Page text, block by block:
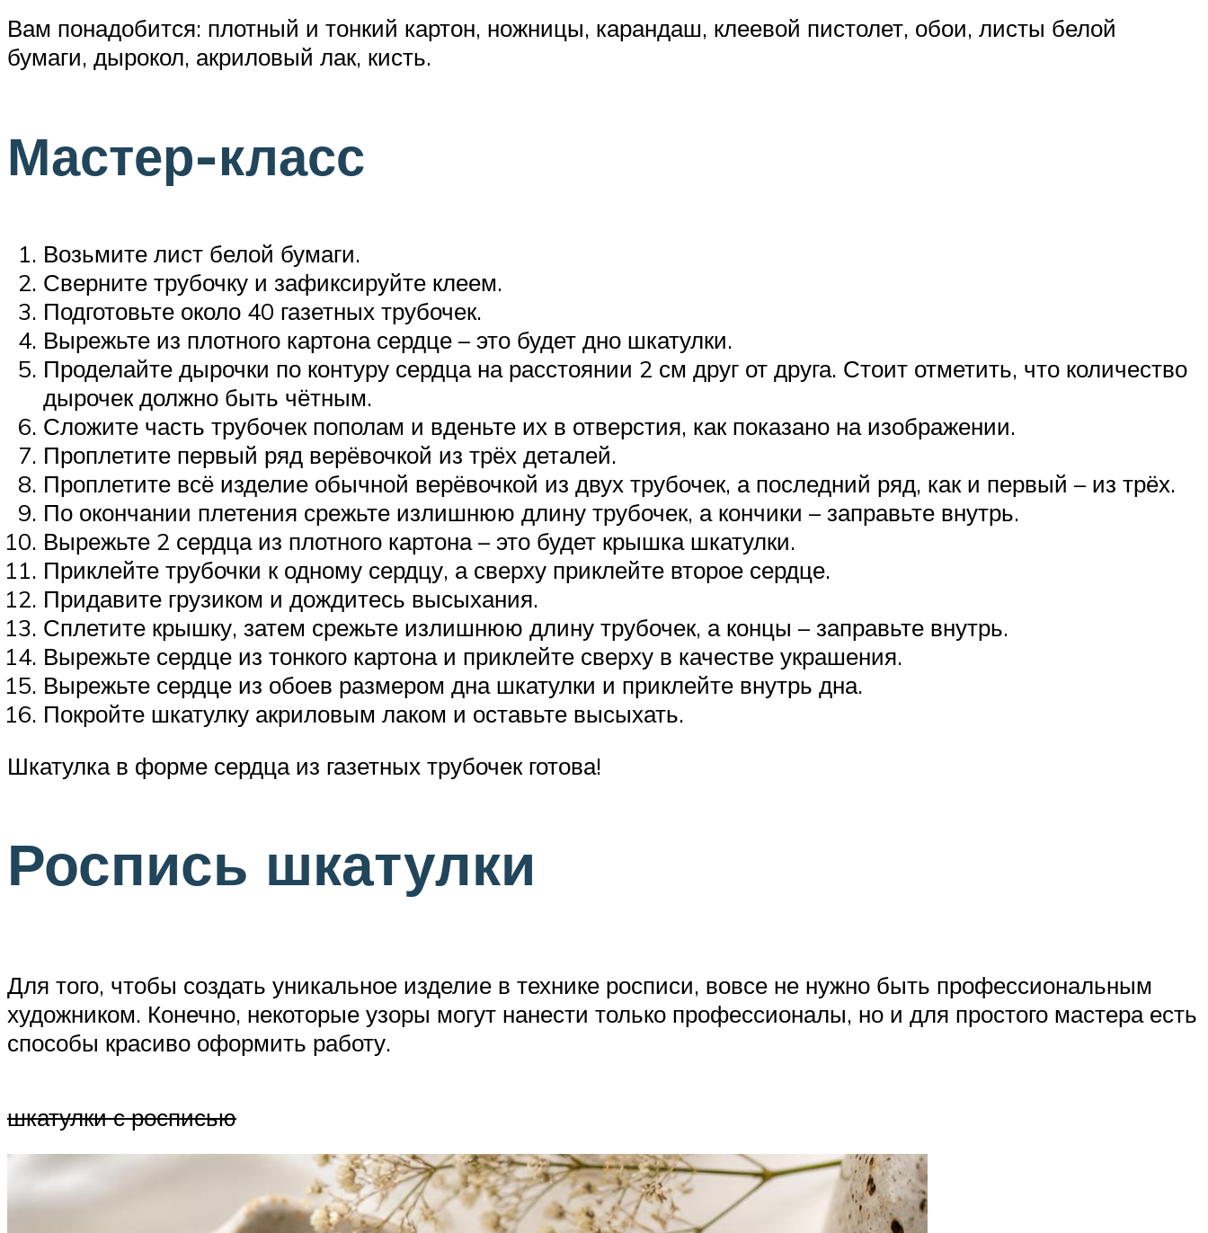
Вам понадобится: плотный и тонкий картон, ножницы, карандаш, клеевой пистолет, обои, листы белой
бумаги, дырокол, акриловый лак, кисть.
Мастер-класс
Возьмите лист белой бумаги.
Сверните трубочку и зафиксируйте клеем.
Подготовьте около 40 газетных трубочек.
Вырежьте из плотного картона сердце – это будет дно шкатулки.
Проделайте дырочки по контуру сердца на расстоянии 2 см друг от друга. Стоит отметить, что количество
дырочек должно быть чётным.
Сложите часть трубочек пополам и вденьте их в отверстия, как показано на изображении.
Проплетите первый ряд верёвочкой из трёх деталей.
Проплетите всё изделие обычной верёвочкой из двух трубочек, а последний ряд, как и первый – из трёх.
По окончании плетения срежьте излишнюю длину трубочек, а кончики – заправьте внутрь.
Вырежьте 2 сердца из плотного картона – это будет крышка шкатулки.
Приклейте трубочки к одному сердцу, а сверху приклейте второе сердце.
Придавите грузиком и дождитесь высыхания.
Сплетите крышку, затем срежьте излишнюю длину трубочек, а концы – заправьте внутрь.
Вырежьте сердце из тонкого картона и приклейте сверху в качестве украшения.
Вырежьте сердце из обоев размером дна шкатулки и приклейте внутрь дна.
Покройте шкатулку акриловым лаком и оставьте высыхать.
Шкатулка в форме сердца из газетных трубочек готова!
Роспись шкатулки
Для того, чтобы создать уникальное изделие в технике росписи, вовсе не нужно быть профессиональным
художником. Конечно, некоторые узоры могут нанести только профессионалы, но и для простого мастера есть
способы красиво оформить работу.
шкатулки с росписью